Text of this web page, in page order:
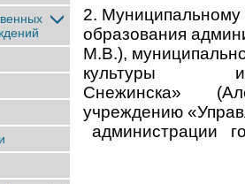
2.
образования
М.В.),
культуры и
Снежинска»
учреждению
администрации